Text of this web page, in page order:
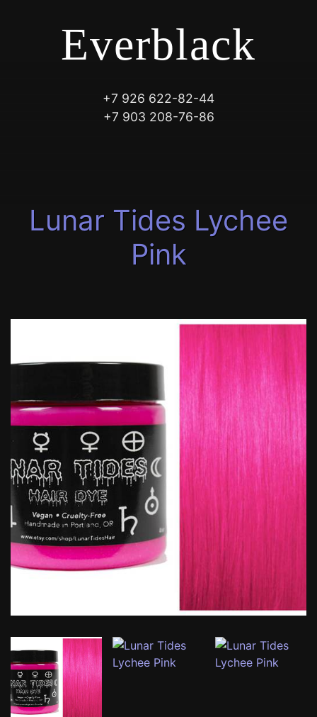
Everblack
+7 926 622-82-44
+7 903 208-76-86
Lunar Tides Lychee
Pink